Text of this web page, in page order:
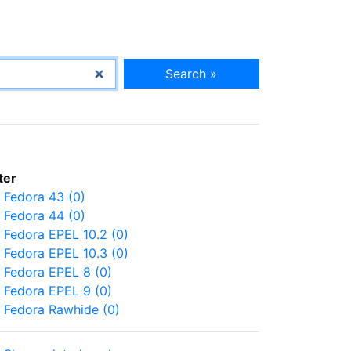
Search »
Fedora 43 (0)
Fedora 44 (0)
Fedora EPEL 10.2 (0)
Fedora EPEL 10.3 (0)
Fedora EPEL 8 (0)
Fedora EPEL 9 (0)
Fedora Rawhide (0)